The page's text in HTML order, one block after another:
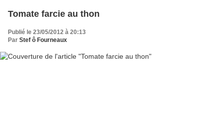
Tomate farcie au thon
Publié le 23/05/2012 à 20:13
Par Stef ô Fourneaux